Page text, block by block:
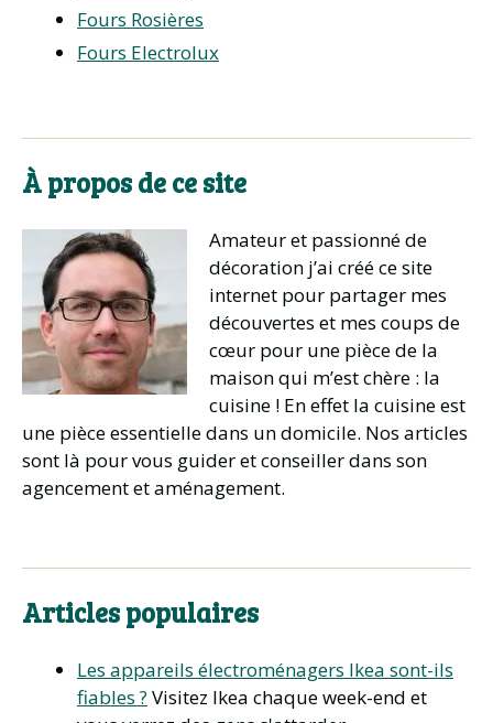
Fours Rosières
Fours Electrolux
À propos de ce site
Amateur et passionné de
décoration j’ai créé ce site
internet pour partager mes
découvertes et mes coups de
cœur pour une pièce de la
maison qui m’est chère : la
cuisine ! En effet la cuisine est
une pièce essentielle dans un domicile. Nos articles
sont là pour vous guider et conseiller dans son
agencement et aménagement.
Articles populaires
Les appareils électroménagers Ikea sont-ils
fiables ? Visitez Ikea chaque week-end et